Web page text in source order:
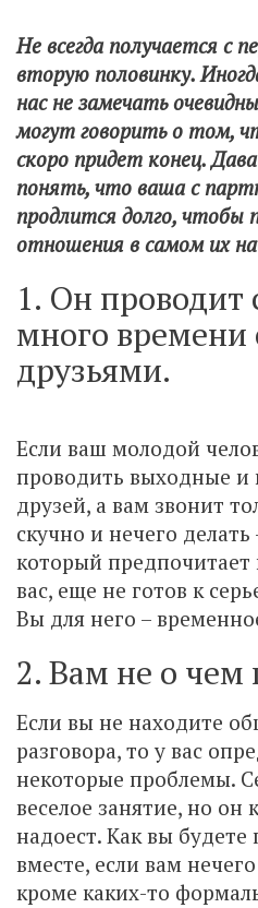
Не всегда получается с
вторую половинку.
нас не замечать
могут говорить о том,
скоро придет конец.
понять, что ваша с
продлится долго, чтобы
отношения в самом их
1. Он
много времени
друзьями.
Если ваш молодой
проводить выходные и
друзей, а вам звонит
скучно и нечего
который предпочитает
вас, еще не готов к
Вы для него –
2. Вам не о чем
Если вы не находите
разговора, то у вас
некоторые проблемы.
веселое занятие, но он
надоест. Как вы
вместе, если вам
кроме каких-то